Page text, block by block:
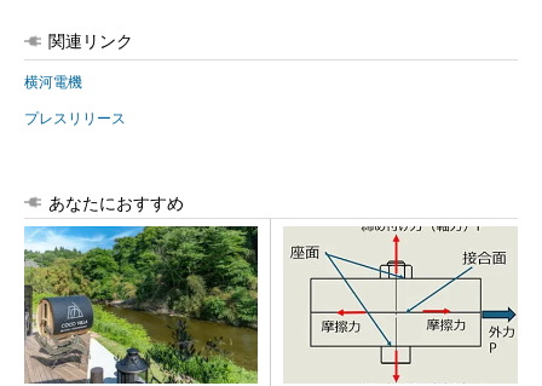
関連リンク
横河電機
プレスリリース
あなたにおすすめ